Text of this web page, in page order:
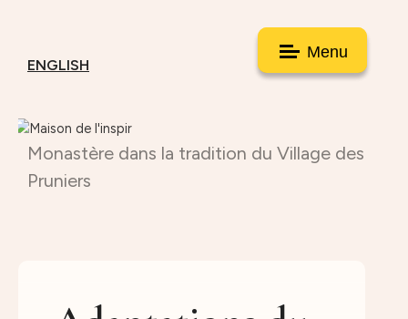
Menu
ENGLISH
Monastère dans la tradition du Village des
Pruniers